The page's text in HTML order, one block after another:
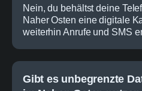
Nein, du behältst deine
Naher Osten eine digitale
weiterhin Anrufe und SMS
Gibt es unbegrenzte